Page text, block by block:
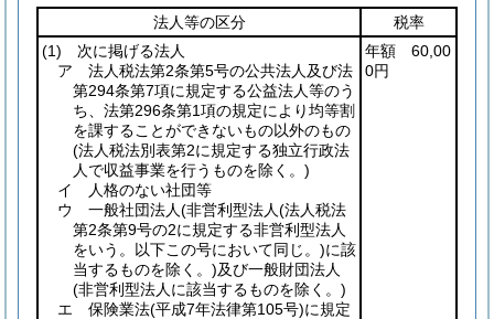
法人等の区分
税率
(1) 次に掲げる法人
ア 法人税法第2条第5号の公共法人及び法
第294条第7項に規定する公益法人等のう
ち、法第296条第1項の規定により均等割
を課することができないもの以外のもの
(法人税法別表第2に規定する独立行政法
人で収益事業を行うものを除く。)
イ 人格のない社団等
ウ 一般社団法人(非営利型法人(法人税法
第2条第9号の2に規定する非営利型法人
をいう。以下この号において同じ。)に該
当するものを除く。)及び一般財団法人
(非営利型法人に該当するものを除く。)
エ 保険業法(平成7年法律第105号)に規定
年額 60,00
0円